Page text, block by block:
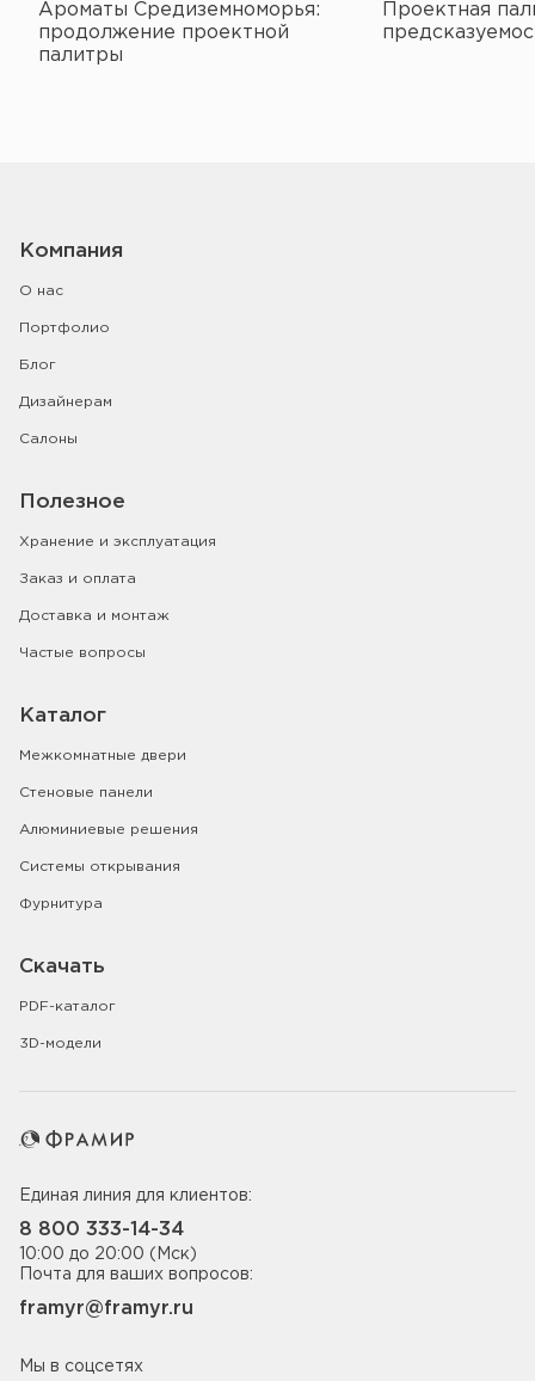
Ароматы Средиземноморья:
продолжение проектной
палитры
Проектная
Компания
О нас
Портфолио
Блог
Дизайнерам
Салоны
Полезное
Хранение и эксплуатация
Заказ и оплата
Доставка и монтаж
Частые вопросы
Каталог
Межкомнатные двери
Стеновые панели
Алюминиевые решения
Системы открывания
Фурнитура
Скачать
PDF-каталог
3D-модели
Единая линия для клиентов:
8 800 333-14-34
10:00 до 20:00 (Мск)
Почта для ваших вопросов:
framyr@framyr.ru
Мы в соцсетях